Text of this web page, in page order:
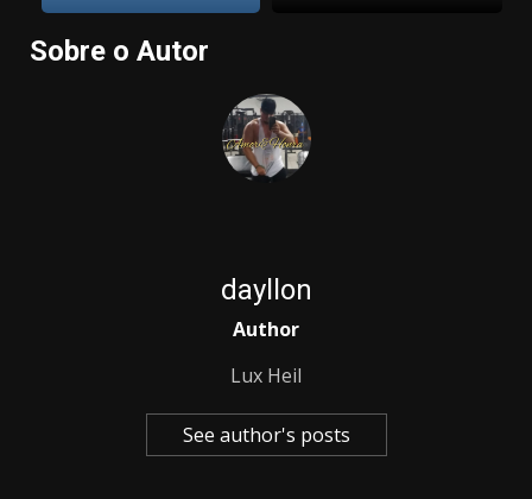
Sobre o Autor
dayllon
Author
Lux Heil
See author's posts